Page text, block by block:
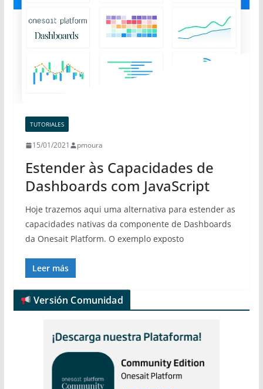
TUTORIALES
15/01/2021 pmoura
Estender às Capacidades de
Dashboards com JavaScript
Hoje trazemos aqui uma alternativa para estender as
capacidades nativas da componente de Dashboards
da Onesait Platform. O exemplo exposto
Leer más
Versión Comunidad